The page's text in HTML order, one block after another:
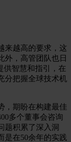
来越高的要求，这
外，高管团队也日
供智慧和指引，在
分把握全球技术机
，期盼在构建最佳
多个董事会咨询
题积累了深入洞
是在50余年的实践